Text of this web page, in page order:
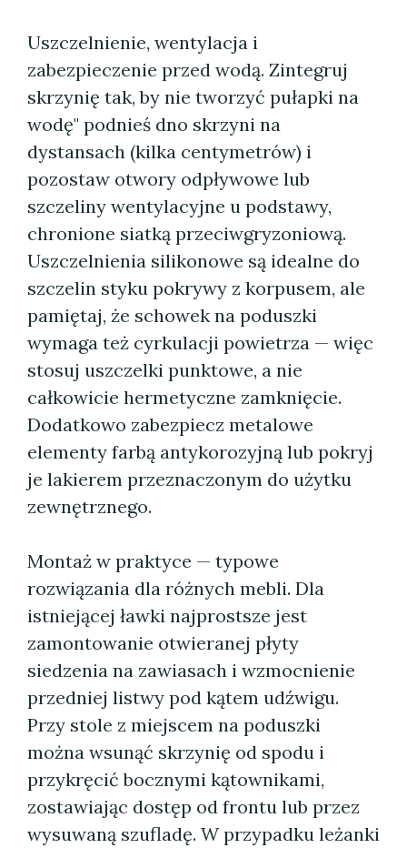
Uszczelnienie, wentylacja i
zabezpieczenie przed wodą. Zintegruj
skrzynię tak, by nie tworzyć pułapki na
wodę" podnieś dno skrzyni na
dystansach (kilka centymetrów) i
pozostaw otwory odpływowe lub
szczeliny wentylacyjne u podstawy,
chronione siatką przeciwgryzoniową.
Uszczelnienia silikonowe są idealne do
szczelin styku pokrywy z korpusem, ale
pamiętaj, że schowek na poduszki
wymaga też cyrkulacji powietrza — więc
stosuj uszczelki punktowe, a nie
całkowicie hermetyczne zamknięcie.
Dodatkowo zabezpiecz metalowe
elementy farbą antykorozyjną lub pokryj
je lakierem przeznaczonym do użytku
zewnętrznego.
Montaż w praktyce — typowe
rozwiązania dla różnych mebli. Dla
istniejącej ławki najprostsze jest
zamontowanie otwieranej płyty
siedzenia na zawiasach i wzmocnienie
przedniej listwy pod kątem udźwigu.
Przy stole z miejscem na poduszki
można wsunąć skrzynię od spodu i
przykręcić bocznymi kątownikami,
zostawiając dostęp od frontu lub przez
wysuwaną szufladę. W przypadku leżanki